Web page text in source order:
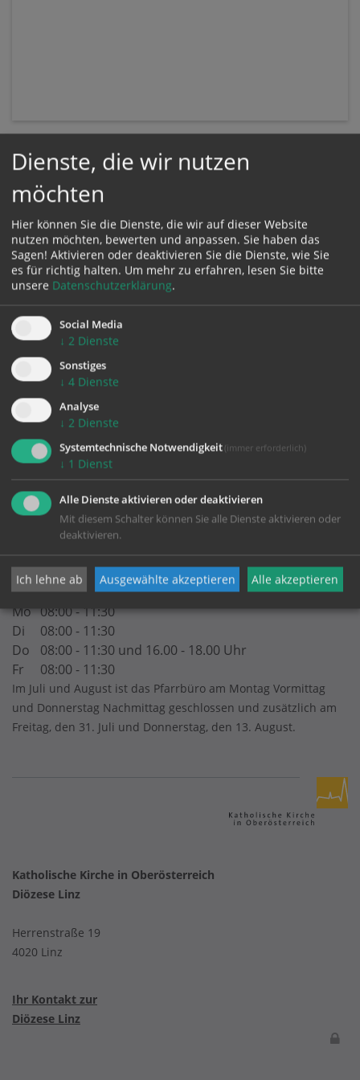
Pfarrgemeinde Wels-Heilige Familie
Johann-Strauß-Straße 20
4600 Wels
07242/46581
http://www.wels-heilige-familie.at
Gott ist immer für dich da! Unser Pfarrbüro am
Mo 08:00 - 11:30
Di
08:00 - 11:30
Do
08:00 - 11:30 und 16.00 - 18.00 Uhr
Fr
08:00 - 11:30
Im Juli und August ist das Pfarrbüro am Montag Vormittag
und Donnerstag Nachmittag geschlossen und zusätzlich am
Freitag, den 31. Juli und Donnerstag, den 13. August.
Katholische Kirche in Oberösterreich
Diözese Linz
Herrenstraße 19
4020 Linz
Ihr Kontakt zur
Diözese Linz
Dienste, die wir nutzen
möchten
Hier können Sie die Dienste, die wir auf dieser Website
nutzen möchten, bewerten und anpassen. Sie haben das
Sagen! Aktivieren oder deaktivieren Sie die Dienste, wie Sie
es für richtig halten. Um mehr zu erfahren, lesen Sie bitte
unsere Datenschutzerklärung.
Social Media
↓ 2 Dienste
Sonstiges
↓ 4 Dienste
Analyse
↓ 2 Dienste
Systemtechnische Notwendigkeit (immer erforderlich)
↓ 1 Dienst
Alle Dienste aktivieren oder deaktivieren
Mit diesem Schalter können Sie alle Dienste aktivieren oder
deaktivieren.
Ich lehne ab Ausgewählte akzeptieren Alle akzeptieren